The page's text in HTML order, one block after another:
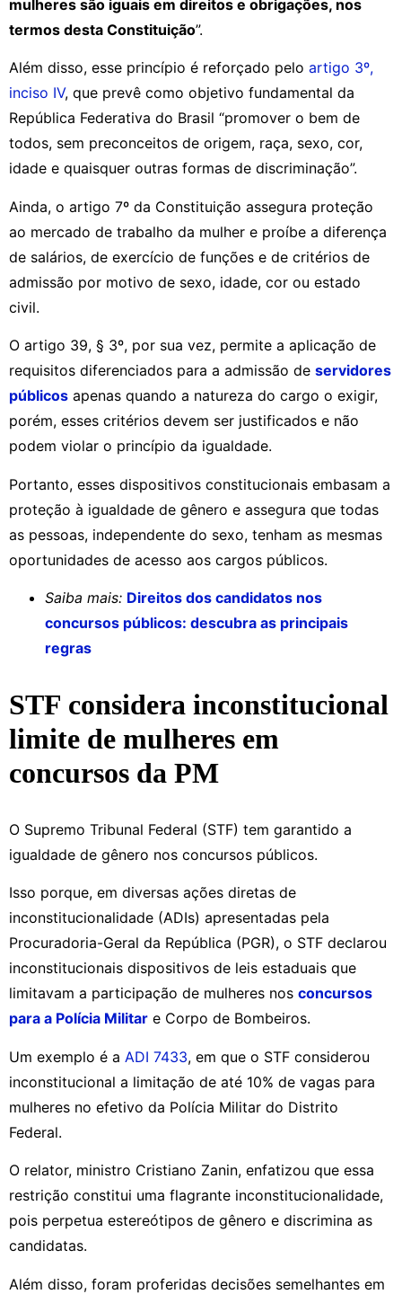
mulheres são iguais em direitos e obrigações, nos
termos desta Constituição”.
Além disso, esse princípio é reforçado pelo artigo 3º,
inciso IV, que prevê como objetivo fundamental da
República Federativa do Brasil “promover o bem de
todos, sem preconceitos de origem, raça, sexo, cor,
idade e quaisquer outras formas de discriminação”.
Ainda, o artigo 7º da Constituição assegura proteção
ao mercado de trabalho da mulher e proíbe a diferença
de salários, de exercício de funções e de critérios de
admissão por motivo de sexo, idade, cor ou estado
civil.
O artigo 39, § 3º, por sua vez, permite a aplicação de
requisitos diferenciados para a admissão de servidores
públicos apenas quando a natureza do cargo o exigir,
porém, esses critérios devem ser justificados e não
podem violar o princípio da igualdade.
Portanto, esses dispositivos constitucionais embasam a
proteção à igualdade de gênero e assegura que todas
as pessoas, independente do sexo, tenham as mesmas
oportunidades de acesso aos cargos públicos.
Saiba mais: Direitos dos candidatos nos
concursos públicos: descubra as principais
regras
STF considera inconstitucional
limite de mulheres em
concursos da PM
O Supremo Tribunal Federal (STF) tem garantido a
igualdade de gênero nos concursos públicos.
Isso porque, em diversas ações diretas de
inconstitucionalidade (ADIs) apresentadas pela
Procuradoria-Geral da República (PGR), o STF declarou
inconstitucionais dispositivos de leis estaduais que
limitavam a participação de mulheres nos concursos
para a Polícia Militar e Corpo de Bombeiros.
Um exemplo é a ADI 7433, em que o STF considerou
inconstitucional a limitação de até 10% de vagas para
mulheres no efetivo da Polícia Militar do Distrito
Federal.
O relator, ministro Cristiano Zanin, enfatizou que essa
restrição constitui uma flagrante inconstitucionalidade,
pois perpetua estereótipos de gênero e discrimina as
candidatas.
Além disso, foram proferidas decisões semelhantes em